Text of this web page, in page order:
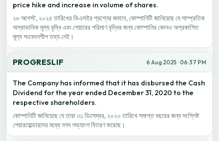
price hike and increase in volume of shares.
২৮ আগস্ট, ২০২৫ তারিখের ডিএসইর প্রশ্নের জবাবে, কোম্পানিটি জানিয়েছে যে সাম্প্রতিক
অস্বাভাবিক মূল্য বৃদ্ধি এবং শেয়ারের পরিমাণ বৃদ্ধির জন্য কোম্পানির কোনও অপ্রকাশিত
মূল্য সংবেদনশীল তথ্য নেই।
PROGRESLIF 6 Aug 2025 · 06:37 PM
The Company has informed that it has disbursed the Cash
Dividend for the year ended December 31, 2020 to the
respective shareholders.
কোম্পানিটি জানিয়েছে যে তারা ৩১ ডিসেম্বর, ২০২০ তারিখে সমাপ্ত বছরের জন্য সংশ্লিষ্ট
শেয়ারহোল্ডারদের মধ্যে নগদ লভ্যাংশ বিতরণ করেছে।